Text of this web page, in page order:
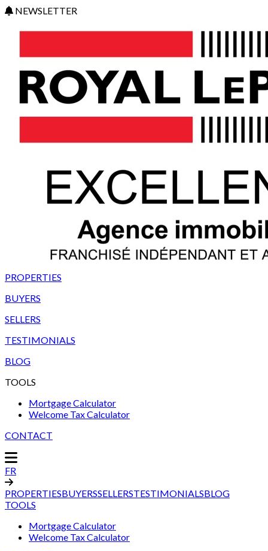
NEWSLETTER
PROPERTIES
BUYERS
SELLERS
TESTIMONIALS
BLOG
TOOLS
Mortgage Calculator
Welcome Tax Calculator
CONTACT
FR
PROPERTIESBUYERSSELLERSTESTIMONIALSBLOG
TOOLS
Mortgage Calculator
Welcome Tax Calculator